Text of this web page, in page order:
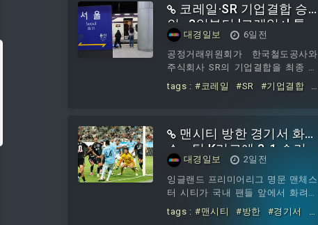
코레일·SR 기업결합 승
인…3일부터 '코레일+' 통
합 앱 서비스
대경일보
6일전
공정거래위원회가 한국철도공사와
주식회사 SR의 기업결합을 최종 승
인하면서, 9월 KTX·SRT 통합을 위한
마지막 행정 절차가 마무리됐다. 이
저 체감하게 된다.공정위는 2일 코레
일이 SR의 고속철도 영업을 양수하
고, 정부가 보유한 SR 지분 58.95%
를 취득하는 두 건에 대한 기업결합
을 최종 승인했다고 밝혔다. 코레일
과 SR은 모두 정부가 단독으로 지배
하는 공기업이다. 코레일은 2005년
tags : #코레일 #SR #기업결합
#
맨시티 방한 경기서 화력
쇼… 팀 K리그에 3-1 승리
대경일보
2일전
잉글랜드 프리미어리그 명문 맨체스
터 시티가 국내 팬들 앞에서 화려한
공격력을 선보였다. 전반에만 세 골
을 몰아치며 K리그1 올스타를 제압
tags : #맨시티 #방한 #경기서